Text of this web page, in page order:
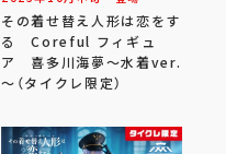
その着せ替え人形は恋をす
る Coreful フィギュ
ア 喜多川海夢～水着ver.
～（タイクレ限定）